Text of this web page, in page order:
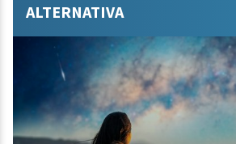
ALTERNATIVA